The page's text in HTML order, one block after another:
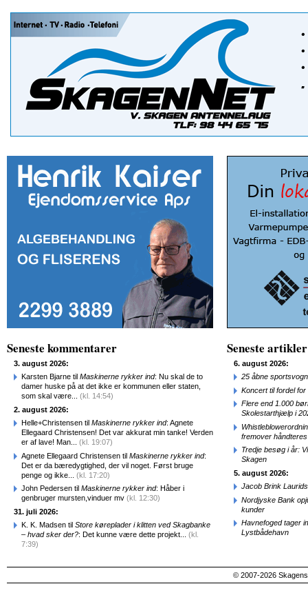
Seneste kommentarer
3. august 2026:
Karsten Bjarne til Maskinerne rykker ind: Nu skal de to
damer huske på at det ikke er kommunen eller staten,
som skal være... (kl. 14:54)
2. august 2026:
Helle+Christensen til Maskinerne rykker ind: Agnete
Ellegaard Christensen! Det var akkurat min tanke! Verden
er af lave! Man... (kl. 19:07)
Agnete Ellegaard Christensen til Maskinerne rykker ind:
Det er da bæredygtighed, der vil noget. Først bruge
penge og ikke... (kl. 17:20)
John Pedersen til Maskinerne rykker ind: Håber i
genbruger mursten,vinduer mv (kl. 12:30)
31. juli 2026:
K. K. Madsen til Store køreplader i klitten ved Skagbanke
– hvad sker der?: Det kunne være dette projekt... (kl.
7:39)
Seneste artikler
6. august 2026:
25 åbne
Koncert til fordel
Flere end 1.000
Skolestarthjælp i
fremover
Tredje besøg i år:
Skagen
5. august 2026:
Jacob Brink
Nordjyske Bank
kunder
Havnefoged tager
Lystbådehavn
© 2007-2026